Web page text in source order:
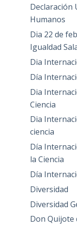
Declaración
Humanos
Dia 22 de
Igualdad
Dia
Día
Dia
Ciencia
Dia
ciencia
Día
la Ciencia
Día
Diversidad
Diversidad
Don Quijote